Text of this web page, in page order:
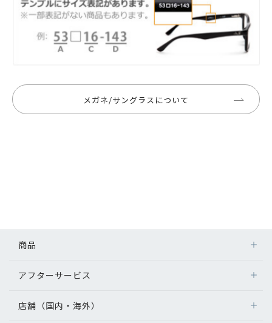
メガネ/サングラスについて
商品
アフターサービス
店舗（国内・海外）